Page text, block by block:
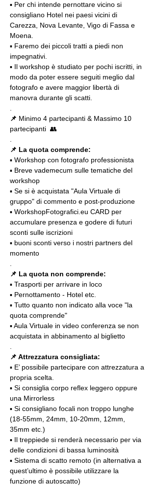
▪️ Per chi intende pernottare vicino si
consigliano Hotel nei paesi vicini di
Carezza, Nova Levante, Vigo di Fassa e
Moena.
▪ Faremo dei piccoli tratti a piedi non
impegnativi.
▪️ Il workshop è studiato per pochi iscritti, in
modo da poter essere seguiti meglio dal
fotografo e avere maggior libertà di
manovra durante gli scatti.
📌 Minimo 4 partecipanti & Massimo 10
partecipanti  👥
📌 La quota comprende:
▪️ Workshop con fotografo professionista
▪️ Breve vademecum sulle tematiche del
workshop
▪️ Se si è acquistata "Aula Virtuale di
gruppo" di commento e post-produzione
▪️ WorkshopFotografici.eu CARD per
accumulare presenza e godere di futuri
sconti sulle iscrizioni
▪️ buoni sconti verso i nostri partners del
momento
📌 La quota non comprende:
▪️ Trasporti per arrivare in loco
▪️ Pernottamento - Hotel etc.
▪️ Tutto quanto non indicato alla voce "la
quota comprende"
▪️ Aula Virtuale in video conferenza se non
acquistata in abbinamento al biglietto
📌 Attrezzatura consigliata:
▪️ E’ possibile partecipare con attrezzatura a
propria scelta.
▪️ Si consiglia corpo reflex leggero oppure
una Mirrorless
▪️ Si consigliano focali non troppo lunghe
(18-55mm, 24mm, 10-20mm, 12mm,
35mm etc.)
▪️ Il treppiede si renderà necessario per via
delle condizioni di bassa luminosità
▪️ Sistema di scatto remoto (in alternativa a
quest’ultimo è possibile utilizzare la
funzione di autoscatto)